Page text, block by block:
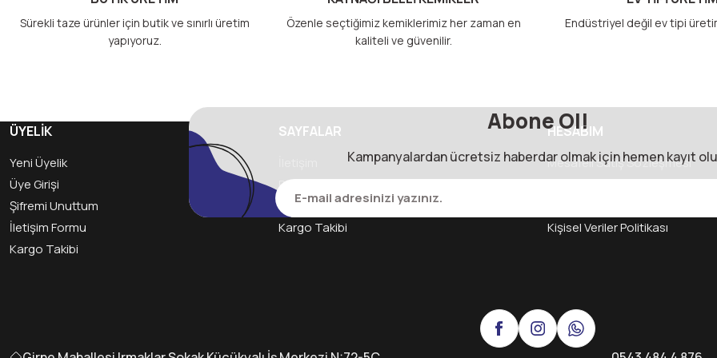
Sürekli taze ürünler için butik ve sınırlı üretim
yapıyoruz.
Özenle seçtiğimiz kemiklerimiz her zaman en
kaliteli ve güvenilir.
Endüstriyel değil ev tipi
Abone Ol!
Kampanyalardan ücretsiz haberdar olmak için hemen kayıt
ÜYELİK
Yeni Üyelik
Üye Girişi
Şifremi Unuttum
İletişim Formu
Kargo Takibi
SAYFALAR
Politikamız ve Sertifikalar
Havale Bildirim Formu
Kargo Takibi
HESABIM
Mesafeli Satış Sözleşmesi
Gizlilik ve Güvenlik
Kişisel Veriler Politikası